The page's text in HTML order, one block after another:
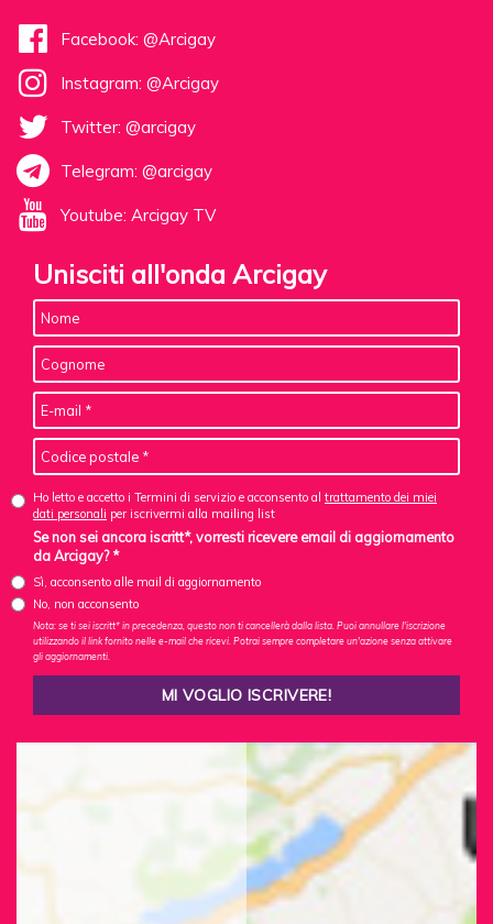
Facebook: @Arcigay
Instagram: @Arcigay
Twitter: @arcigay
Telegram: @arcigay
Youtube: Arcigay TV
Unisciti all'onda Arcigay
Ho letto e accetto i Termini di servizio e acconsento al trattamento dei miei
dati personali per iscrivermi alla mailing list
Se non sei ancora iscritt*, vorresti ricevere email di aggiornamento
da Arcigay? *
Sì, acconsento alle mail di aggiornamento
No, non acconsento
Nota: se ti sei iscritt* in precedenza, questo non ti cancellerà dalla lista. Puoi annullare l'iscrizione
utilizzando il link fornito nelle e-mail che ricevi. Potrai sempre completare un'azione senza attivare
gli aggiornamenti.